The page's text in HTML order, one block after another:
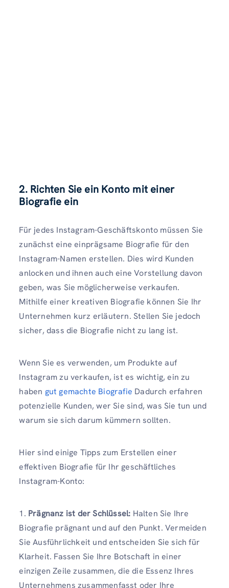
2. Richten Sie ein Konto mit einer
Biografie ein
Für jedes Instagram-Geschäftskonto müssen Sie
zunächst eine einprägsame Biografie für den
Instagram-Namen erstellen. Dies wird Kunden
anlocken und ihnen auch eine Vorstellung davon
geben, was Sie möglicherweise verkaufen.
Mithilfe einer kreativen Biografie können Sie Ihr
Unternehmen kurz erläutern. Stellen Sie jedoch
sicher, dass die Biografie nicht zu lang ist.
Wenn Sie es verwenden, um Produkte auf
Instagram zu verkaufen, ist es wichtig, ein zu
haben gut gemachte Biografie Dadurch erfahren
potenzielle Kunden, wer Sie sind, was Sie tun und
warum sie sich darum kümmern sollten.
Hier sind einige Tipps zum Erstellen einer
effektiven Biografie für Ihr geschäftliches
Instagram-Konto:
1. Prägnanz ist der Schlüssel: Halten Sie Ihre
Biografie prägnant und auf den Punkt. Vermeiden
Sie Ausführlichkeit und entscheiden Sie sich für
Klarheit. Fassen Sie Ihre Botschaft in einer
einzigen Zeile zusammen, die die Essenz Ihres
Unternehmens zusammenfasst oder Ihre